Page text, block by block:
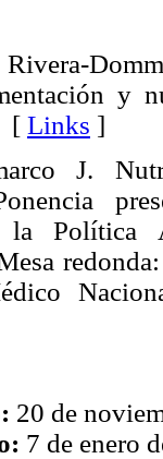
y
[ Links ]
J.
la Política
20 de
7 de enero